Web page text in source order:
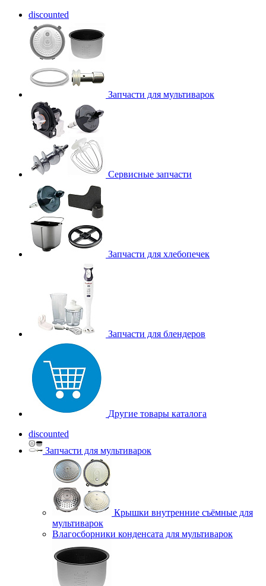
discounted
Запчасти для мультиварок
Сервисные запчасти
Запчасти для хлебопечек
Запчасти для блендеров
Другие товары каталога
discounted
Запчасти для мультиварок
Крышки внутренние съёмные для
мультиварок
Влагосборники конденсата для мультиварок